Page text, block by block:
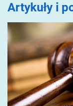
Artykuły i